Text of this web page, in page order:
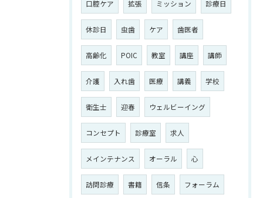
口腔ケア 拡張 ミッション 診療日
休診日 虫歯 ケア 歯医者
高齢化 POIC 教室 講座 講師
介護 入れ歯 医療 講義 学校
衛生士 迎春 ウェルビーイング
コンセプト 診療室 求人
メインテナンス オーラル 心
訪問診療 書籍 信条 フォーラム